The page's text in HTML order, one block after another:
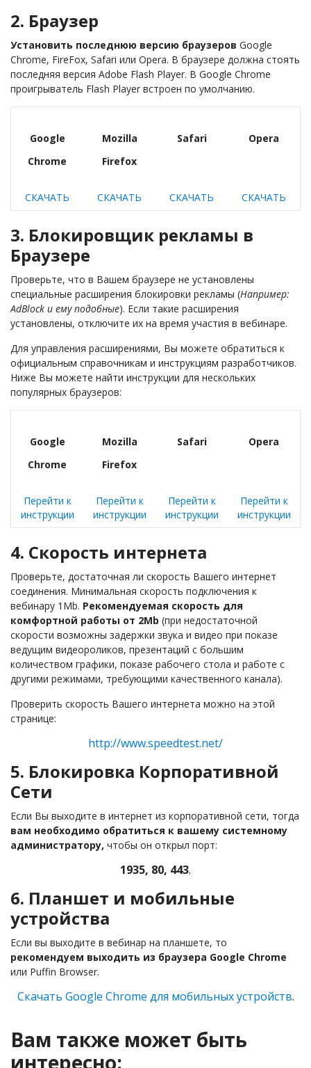
2. Браузер
Установить последнюю версию браузеров Google
Chrome, FireFox, Safari или Opera. В браузере должна стоять
последняя версия Adobe Flash Player. В Google Chrome
проигрыватель Flash Player встроен по умолчанию.
Google
Chrome
Mozilla
Firefox
Safari Opera
СКАЧАТЬ СКАЧАТЬ СКАЧАТЬ СКАЧАТЬ
3. Блокировщик рекламы в
Браузере
Проверьте, что в Вашем браузере не установлены
специальные расширения блокировки рекламы (Например:
AdBlock и ему подобные). Если такие расширения
установлены, отключите их на время участия в вебинаре.
Для управления расширениями, Вы можете обратиться к
официальным справочникам и инструкциям разработчиков.
Ниже Вы можете найти инструкции для нескольких
популярных браузеров:
Google
Chrome
Mozilla
Firefox
Safari Opera
Перейти к
инструкции
Перейти к
инструкции
Перейти к
инструкции
Перейти к
инструкции
4. Скорость интернета
Проверьте, достаточная ли скорость Вашего интернет
соединения. Минимальная скорость подключения к
вебинару 1Mb. Рекомендуемая скорость для
комфортной работы от 2Mb (при недостаточной
скорости возможны задержки звука и видео при показе
ведущим видеороликов, презентаций с большим
количеством графики, показе рабочего стола и работе с
другими режимами, требующими качественного канала).
Проверить скорость Вашего интернета можно на этой
странице:
http://www.speedtest.net/
5. Блокировка Корпоративной
Сети
Если Вы выходите в интернет из корпоративной сети, тогда
вам необходимо обратиться к вашему системному
администратору, чтобы он открыл порт:
1935, 80, 443.
6. Планшет и мобильные
устройства
Если вы выходите в вебинар на планшете, то
рекомендуем выходить из браузера Google Chrome
или Puffin Browser.
Скачать Google Chrome для мобильных устройств.
Вам также может быть
интересно: